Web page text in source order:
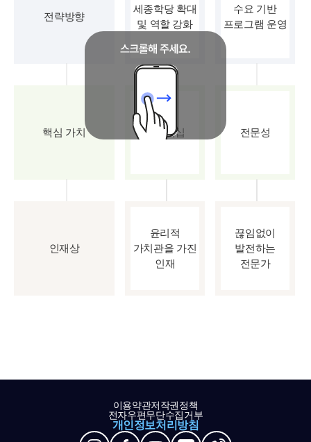
전략방향
세종학당 확대
및 역할 강화
수요 기반
프로그램 운영
핵심 가치 파트너십 전문성
인재상
윤리적
가치관을 가진
인재
끊임없이
발전하는
전문가
이용약관저작권정책
전자우편무단수집거부
개인정보처리방침